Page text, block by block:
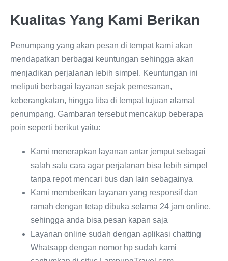
Kualitas Yang Kami Berikan
Penumpang yang akan pesan di tempat kami akan
mendapatkan berbagai keuntungan sehingga akan
menjadikan perjalanan lebih simpel. Keuntungan ini
meliputi berbagai layanan sejak pemesanan,
keberangkatan, hingga tiba di tempat tujuan alamat
penumpang. Gambaran tersebut mencakup beberapa
poin seperti berikut yaitu:
Kami menerapkan layanan antar jemput sebagai
salah satu cara agar perjalanan bisa lebih simpel
tanpa repot mencari bus dan lain sebagainya
Kami memberikan layanan yang responsif dan
ramah dengan tetap dibuka selama 24 jam online,
sehingga anda bisa pesan kapan saja
Layanan online sudah dengan aplikasi chatting
Whatsapp dengan nomor hp sudah kami